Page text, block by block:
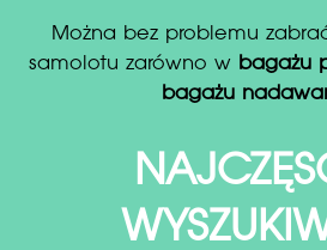
Można bez problemu zabrać kask na pokład
samolotu zarówno w bagażu
bagażu